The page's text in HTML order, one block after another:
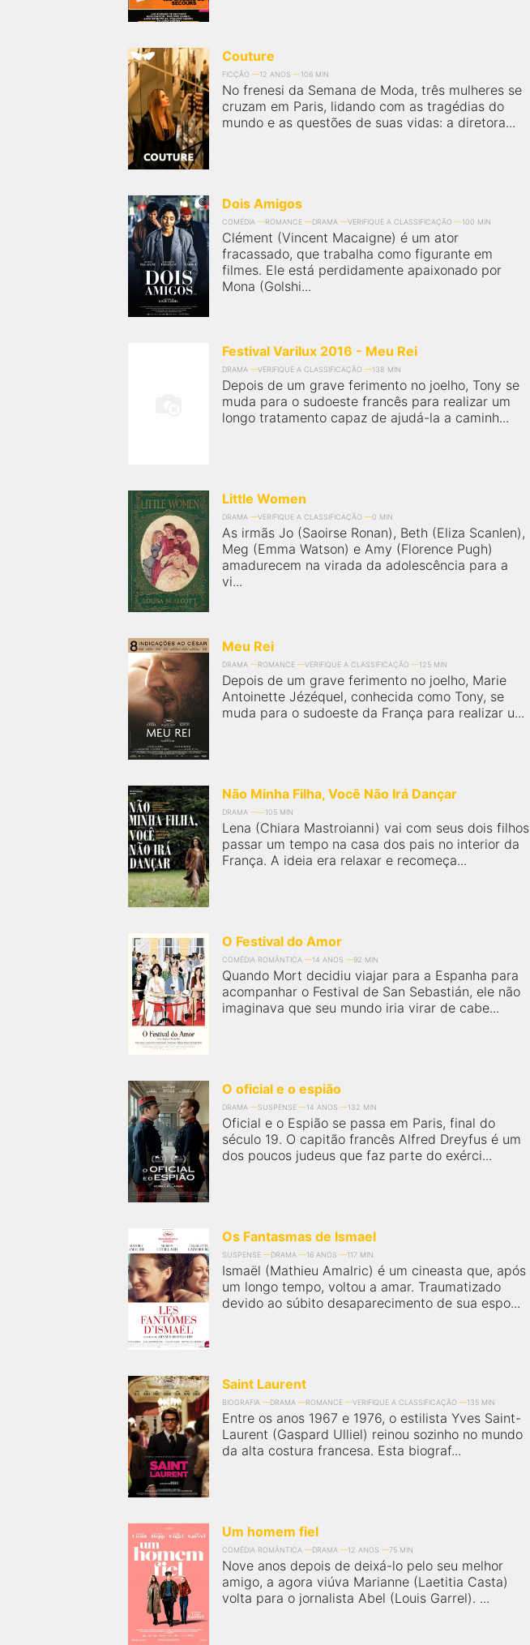
Couture
FICÇÃO 12 ANOS 106 MIN
No frenesi da Semana de Moda, três mulheres se
cruzam em Paris, lidando com as tragédias do
mundo e as questões de suas vidas: a diretora...
Dois Amigos
COMÉDIA ROMANCE DRAMA VERIFIQUE A CLASSIFICAÇÃO 100 MIN
Clément (Vincent Macaigne) é um ator
fracassado, que trabalha como figurante em
filmes. Ele está perdidamente apaixonado por
Mona (Golshi...
Festival Varilux 2016 - Meu Rei
DRAMA VERIFIQUE A CLASSIFICAÇÃO 138 MIN
Depois de um grave ferimento no joelho, Tony se
muda para o sudoeste francês para realizar um
longo tratamento capaz de ajudá-la a caminh...
Little Women
DRAMA VERIFIQUE A CLASSIFICAÇÃO 0 MIN
As irmãs Jo (Saoirse Ronan), Beth (Eliza Scanlen),
Meg (Emma Watson) e Amy (Florence Pugh)
amadurecem na virada da adolescência para a
vi...
Meu Rei
DRAMA ROMANCE VERIFIQUE A CLASSIFICAÇÃO 125 MIN
Depois de um grave ferimento no joelho, Marie
Antoinette Jézéquel, conhecida como Tony, se
muda para o sudoeste da França para realizar u...
Não Minha Filha, Você Não Irá Dançar
DRAMA 105 MIN
Lena (Chiara Mastroianni) vai com seus dois filhos
passar um tempo na casa dos pais no interior da
França. A ideia era relaxar e recomeça...
O Festival do Amor
COMÉDIA ROMÂNTICA 14 ANOS 92 MIN
Quando Mort decidiu viajar para a Espanha para
acompanhar o Festival de San Sebastián, ele não
imaginava que seu mundo iria virar de cabe...
O oficial e o espião
DRAMA SUSPENSE 14 ANOS 132 MIN
Oficial e o Espião se passa em Paris, final do
século 19. O capitão francês Alfred Dreyfus é um
dos poucos judeus que faz parte do exérci...
Os Fantasmas de Ismael
SUSPENSE DRAMA 16 ANOS 117 MIN
Ismaël (Mathieu Amalric) é um cineasta que, após
um longo tempo, voltou a amar. Traumatizado
devido ao súbito desaparecimento de sua espo...
Saint Laurent
BIOGRAFIA DRAMA ROMANCE VERIFIQUE A CLASSIFICAÇÃO 135 MIN
Entre os anos 1967 e 1976, o estilista Yves Saint-
Laurent (Gaspard Ulliel) reinou sozinho no mundo
da alta costura francesa. Esta biograf...
Um homem fiel
COMÉDIA ROMÂNTICA DRAMA 12 ANOS 75 MIN
Nove anos depois de deixá-lo pelo seu melhor
amigo, a agora viúva Marianne (Laetitia Casta)
volta para o jornalista Abel (Louis Garrel). ...